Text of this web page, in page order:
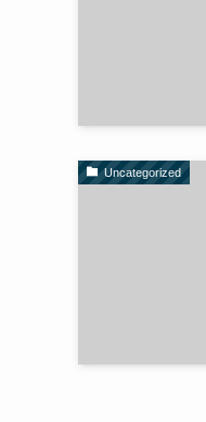
Uncategorized